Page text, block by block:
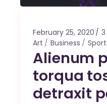
February 25, 2020
Art
Business Sport
Alienum
torqua
detraxit